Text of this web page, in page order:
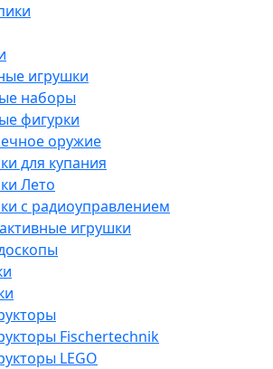
игрушки
наборы
фигурки
оружие
для купания
Лето
с радиоуправлением
игрушки
Fisсhertechnik
LEGO